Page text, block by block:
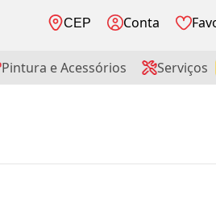
CEP Conta
Pintura e Acessórios Serviços